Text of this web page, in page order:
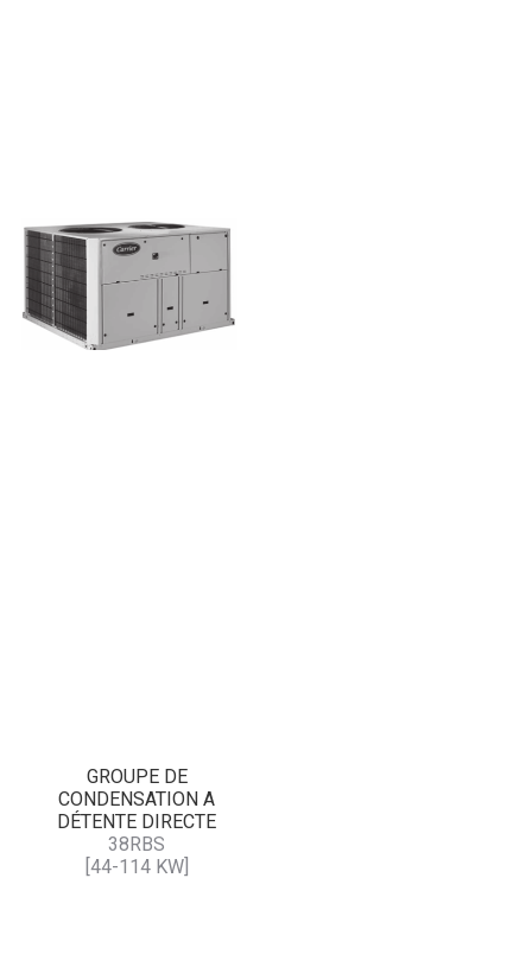
GROUPE DE
CONDENSATION A
DÉTENTE DIRECTE
38RBS
[44-114 KW]